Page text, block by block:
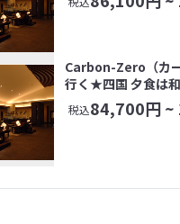
Carbon-Zero（カ
行く★四国 夕食は
税込84,700円 ~